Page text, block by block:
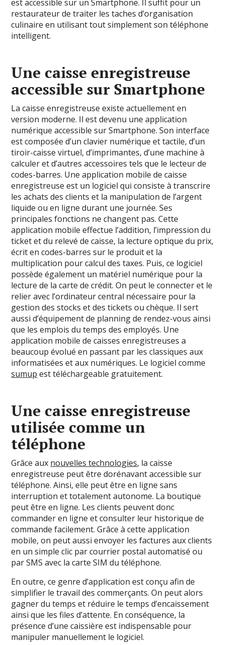
est accessible sur un Smartphone. Il suffit pour un
restaurateur de traiter les taches d’organisation
culinaire en utilisant tout simplement son téléphone
intelligent.
Une caisse enregistreuse
accessible sur Smartphone
La caisse enregistreuse existe actuellement en
version moderne. Il est devenu une application
numérique accessible sur Smartphone. Son interface
est composée d’un clavier numérique et tactile, d’un
tiroir-caisse virtuel, d’imprimantes, d’une machine à
calculer et d’autres accessoires tels que le lecteur de
codes-barres. Une application mobile de caisse
enregistreuse est un logiciel qui consiste à transcrire
les achats des clients et la manipulation de l’argent
liquide ou en ligne durant une journée. Ses
principales fonctions ne changent pas. Cette
application mobile effectue l’addition, l’impression du
ticket et du relevé de caisse, la lecture optique du prix,
écrit en codes-barres sur le produit et la
multiplication pour calcul des taxes. Puis, ce logiciel
possède également un matériel numérique pour la
lecture de la carte de crédit. On peut le connecter et le
relier avec l’ordinateur central nécessaire pour la
gestion des stocks et des tickets ou chèque. Il sert
aussi d’équipement de planning de rendez-vous ainsi
que les emplois du temps des employés. Une
application mobile de caisses enregistreuses a
beaucoup évolué en passant par les classiques aux
informatisées et aux numériques. Le logiciel comme
sumup est téléchargeable gratuitement.
Une caisse enregistreuse
utilisée comme un
téléphone
Grâce aux nouvelles technologies, la caisse
enregistreuse peut être dorénavant accessible sur
téléphone. Ainsi, elle peut être en ligne sans
interruption et totalement autonome. La boutique
peut être en ligne. Les clients peuvent donc
commander en ligne et consulter leur historique de
commande facilement. Grâce à cette application
mobile, on peut aussi envoyer les factures aux clients
en un simple clic par courrier postal automatisé ou
par SMS avec la carte SIM du téléphone.
En outre, ce genre d’application est conçu afin de
simplifier le travail des commerçants. On peut alors
gagner du temps et réduire le temps d’encaissement
ainsi que les files d’attente. En conséquence, la
présence d’une caissière est indispensable pour
manipuler manuellement le logiciel.